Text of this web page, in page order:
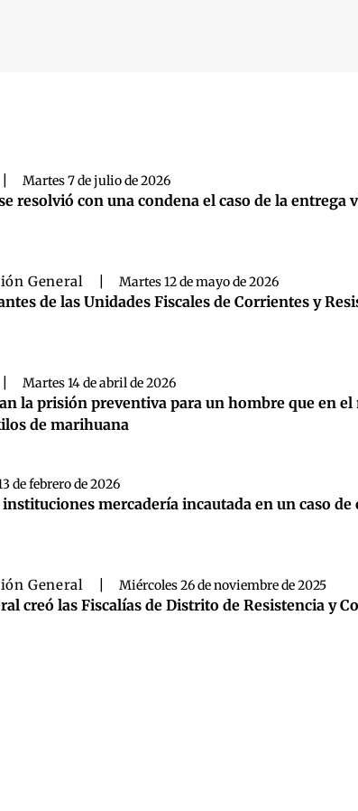
Martes 7 de julio de 2026
resolvió con una condena el caso de la entrega
General Martes 12 de mayo de 2026
de las Unidades Fiscales de Corrientes y
Martes 14 de abril de 2026
la prisión preventiva para un hombre que en
de marihuana
de febrero de 2026
mercadería incautada en un caso
General Miércoles 26 de noviembre de 2025
creó las Fiscalías de Distrito de Resistencia y